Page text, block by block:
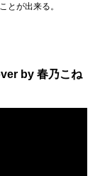
とが出来る。
by 春乃こね